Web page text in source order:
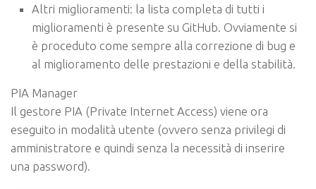
Altri miglioramenti: la lista completa di tutti i
miglioramenti è presente su GitHub. Ovviamente si
è proceduto come sempre alla correzione di bug e
al miglioramento delle prestazioni e della stabilità.
PIA Manager
Il gestore PIA (Private Internet Access) viene ora
eseguito in modalità utente (ovvero senza privilegi di
amministratore e quindi senza la necessità di inserire
una password).